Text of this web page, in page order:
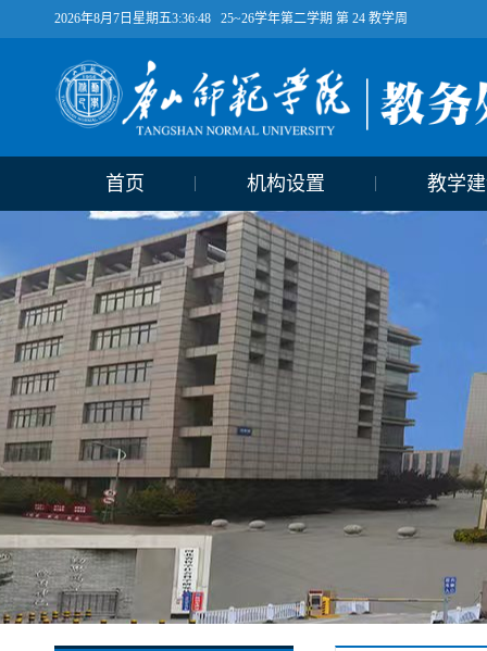
2026年8月7日星期五3:36:49 25~26学年第二学期 第 24 教学周
首页 机构设置 教学